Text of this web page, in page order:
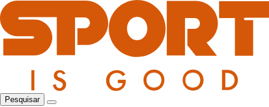
Pesquisar